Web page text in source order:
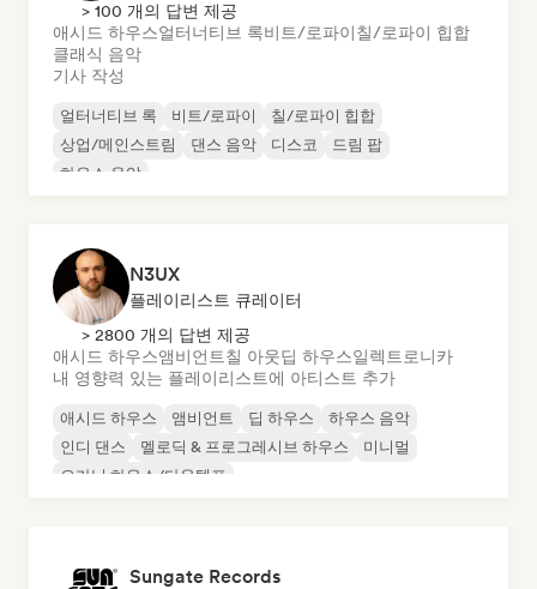
> 100 개의 답변 제공
애시드 하우스얼터너티브 록비트/로파이칠/로파이 힙합
클래식 음악
기사 작성
얼터너티브 록 비트/로파이
칠/로파이 힙합
상업/메인스트림
댄스 음악 디스코
드림 팝
하우스 음악
N3UX
플레이리스트 큐레이터
> 2800 개의 답변 제공
애시드 하우스앰비언트칠 아웃딥 하우스일렉트로니카
내 영향력 있는 플레이리스트에 아티스트 추가
애시드 하우스 앰비언트 딥 하우스
하우스 음악
인디 댄스
멜로딕 & 프로그레시브 하우스
미니멀
오가닉 하우스/다운템포
Sungate Records